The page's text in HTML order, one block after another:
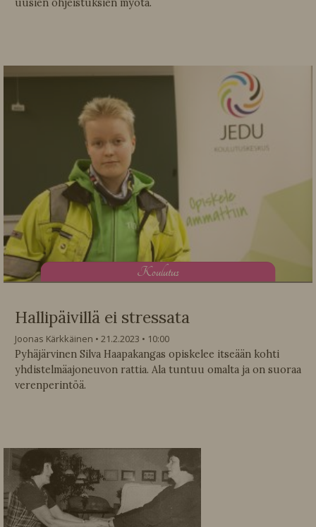
Koulutus
Hallipäivillä ei stressata
Joonas Kärkkäinen 21.2.2023
10:00
Pyhäjärvinen Silva Haapakangas opiskelee itseään kohti
yhdistelmäajoneuvon rattia. Ala tuntuu omalta ja on suoraa
verenperintöä.